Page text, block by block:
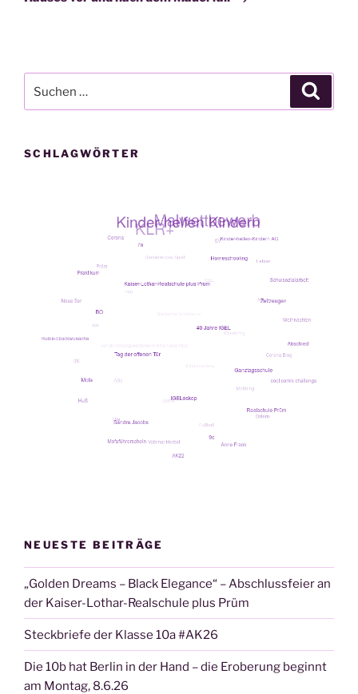
nach:
SCHLAGWÖRTER
NEUESTE BEITRÄGE
„Golden Dreams – Black Elegance“ – Abschlussfeier an
der Kaiser-Lothar-Realschule plus Prüm
Steckbriefe der Klasse 10a #AK26
Die 10b hat Berlin in der Hand – die Eroberung beginnt
am Montag, 8.6.26